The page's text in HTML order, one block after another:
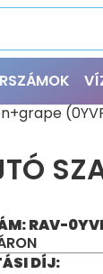
RAV-
DÍJ: